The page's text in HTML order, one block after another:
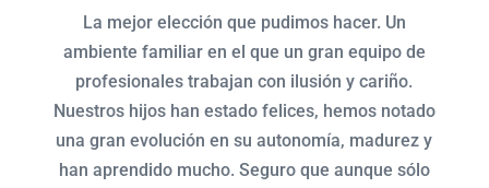
La mejor elección que pudimos hacer. Un
ambiente familiar en el que un gran equipo de
profesionales trabajan con ilusión y cariño.
Nuestros hijos han estado felices, hemos notado
una gran evolución en su autonomía, madurez y
han aprendido mucho. Seguro que aunque sólo